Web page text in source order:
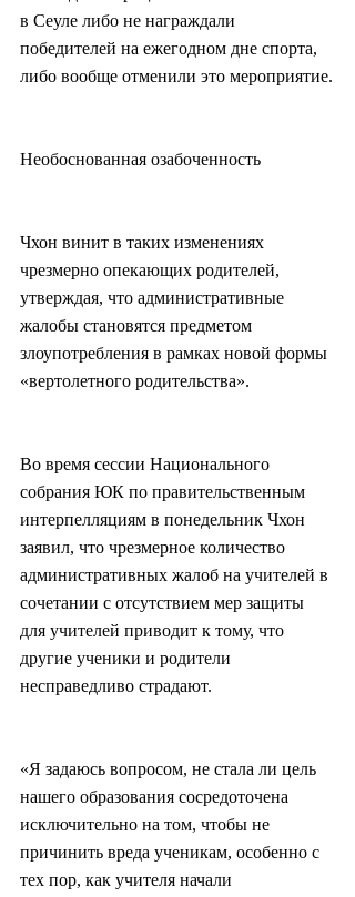
в Сеуле либо не награждали
победителей на ежегодном дне спорта,
либо вообще отменили это мероприятие.
Необоснованная озабоченность
Чхон винит в таких изменениях
чрезмерно опекающих родителей,
утверждая, что административные
жалобы становятся предметом
злоупотребления в рамках новой формы
«вертолетного родительства».
Во время сессии Национального
собрания ЮК по правительственным
интерпелляциям в понедельник Чхон
заявил, что чрезмерное количество
административных жалоб на учителей в
сочетании с отсутствием мер защиты
для учителей приводит к тому, что
другие ученики и родители
несправедливо страдают.
«Я задаюсь вопросом, не стала ли цель
нашего образования сосредоточена
исключительно на том, чтобы не
причинить вреда ученикам, особенно с
тех пор, как учителя начали